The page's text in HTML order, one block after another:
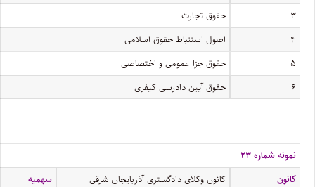
۳
حقوق تجارت
۴
اصول استنباط حقوق اسلامی
۵
حقوق جزا عمومی و اختصاصی
۶
حقوق آیین دادرسی کیفری
نمونه شماره ۲۳
کانون
کانون وکلای دادگستری آذربایجان شرقی
سهمیه